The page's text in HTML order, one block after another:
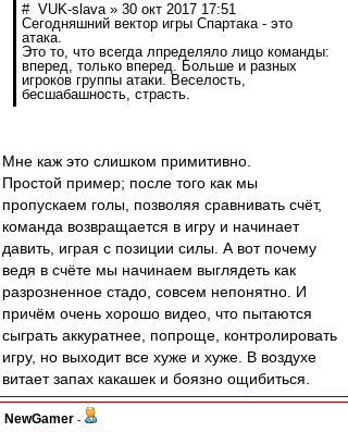
# VUK-slava » 30 окт 2017 17:51
Сегодняшний вектор игры Спартака - это
атака.
Это то, что всегда лпределяло лицо команды:
вперед, только вперед. Больше и разных
игроков группы атаки. Веселость,
бесшабашность, страсть.
Мне каж это слишком примитивно.
Простой пример; после того как мы
пропускаем голы, позволяя сравнивать счёт,
команда возвращается в игру и начинает
давить, играя с позиции силы. А вот почему
ведя в счёте мы начинаем выглядеть как
разрозненное стадо, совсем непонятно. И
причём очень хорошо видео, что пытаются
сыграть аккуратнее, попроще, контролировать
игру, но выходит все хуже и хуже. В воздухе
витает запах какашек и боязно ощибиться.
NewGamer -